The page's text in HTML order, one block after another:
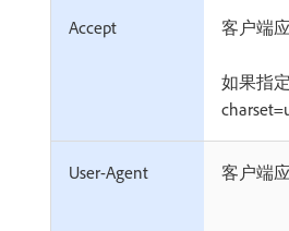
Accept 客户端
如果指
User-Agent 客户端